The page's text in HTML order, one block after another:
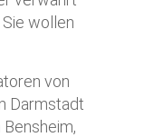
wollen
von
Darmstadt